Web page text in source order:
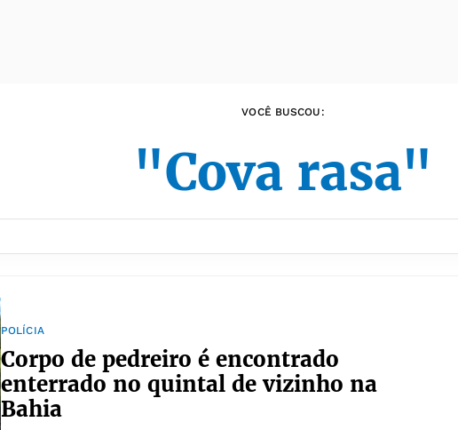
VOCÊ BUSCOU:
"Cova rasa"
POLÍCIA
Corpo de pedreiro é encontrado
enterrado no quintal de vizinho na
Bahia